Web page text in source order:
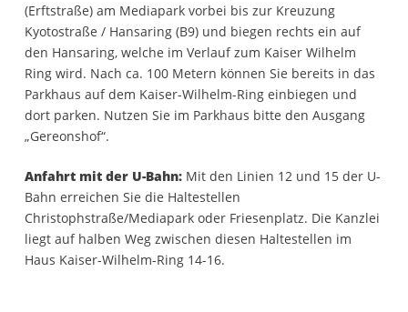
(Erftstraße) am Mediapark vorbei bis zur Kreuzung
Kyotostraße / Hansaring (B9) und biegen rechts ein auf
den Hansaring, welche im Verlauf zum Kaiser Wilhelm
Ring wird. Nach ca. 100 Metern können Sie bereits in das
Parkhaus auf dem Kaiser-Wilhelm-Ring einbiegen und
dort parken. Nutzen Sie im Parkhaus bitte den Ausgang
„Gereonshof“.
Anfahrt mit der U-Bahn: Mit den Linien 12 und 15 der U-
Bahn erreichen Sie die Haltestellen
Christophstraße/Mediapark oder Friesenplatz. Die Kanzlei
liegt auf halben Weg zwischen diesen Haltestellen im
Haus Kaiser-Wilhelm-Ring 14-16.